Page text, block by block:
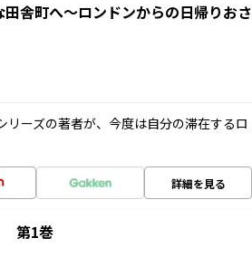
舎町へ～ロンドンからの日帰りおさ
ーズの著者が、今度は自分の滞在するロ
詳細を見る
第1巻